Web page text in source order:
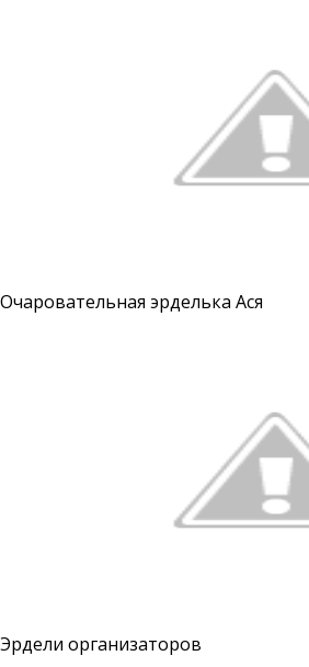
Очаровательная эрделька Ася
Эрдели организаторов